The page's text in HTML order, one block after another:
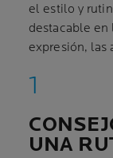
el estilo y
destacable en
expresión, las
UNA